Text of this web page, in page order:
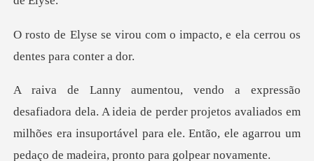
om o impacto, e ela cerrou
de perder projetos avaliados em
milhões era insuportável para ele. En